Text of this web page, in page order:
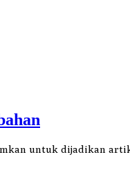
untuk dijadikan